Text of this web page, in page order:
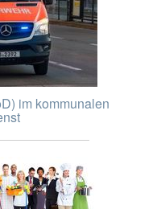
im kommunalen